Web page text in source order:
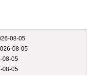
08-05
08-05
08-05
08-05